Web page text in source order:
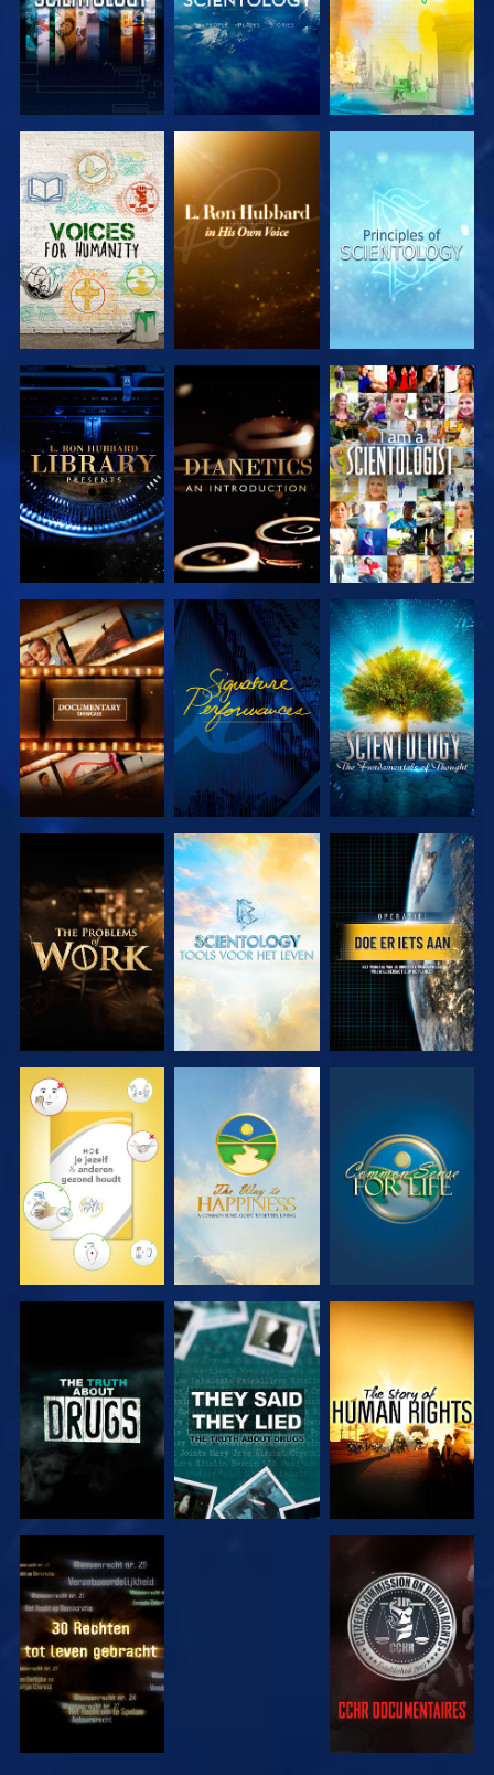
VERKEN DE
SERIE
VERKEN DE
SERIE
VERKEN DE
SERIE
VERKEN DE
SERIE
VERKEN DE
SERIE
KIJK
VERKEN DE
SERIE
KIJK
VERKEN DE
SERIE
VERKEN DE
SERIE
VERKEN DE
SERIE
KIJK
KIJK KIJK KIJK
KIJK KIJK
KIJK KIJK